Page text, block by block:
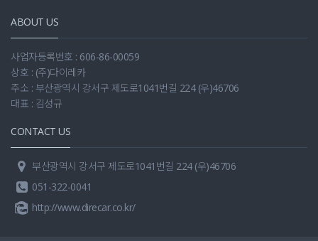
ABOUT US
사업자등록번호 : 606-86-00059
상호 : (주)다이레카
주소 : 부산광역시 강서구 제도로1041번길 224 (우)46706
대표 : 김성규
CONTACT US
부산광역시 강서구 제도로1041번길 224 (우)46706
051-322-0041
http://www.direcar.co.kr/